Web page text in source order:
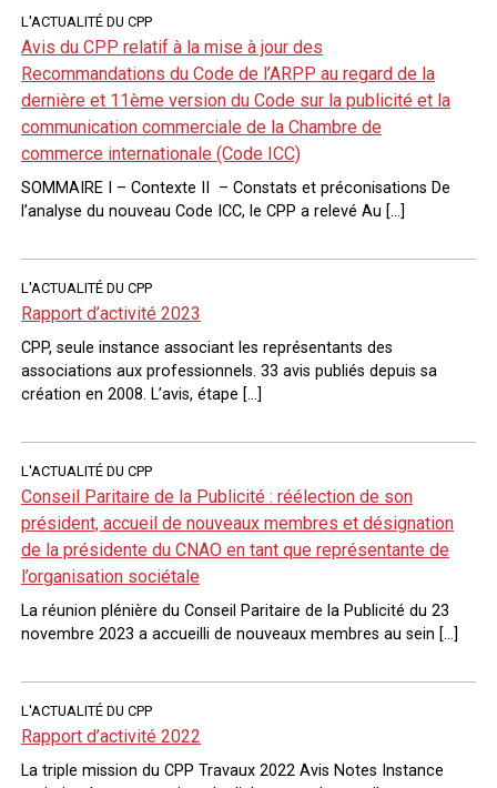
L'ACTUALITÉ DU CPP
Avis du CPP relatif à la mise à jour des
Recommandations du Code de l’ARPP au regard de la
dernière et 11ème version du Code sur la publicité et la
communication commerciale de la Chambre de
commerce internationale (Code ICC)
SOMMAIRE I – Contexte II – Constats et préconisations De
l’analyse du nouveau Code ICC, le CPP a relevé Au […]
L'ACTUALITÉ DU CPP
Rapport d’activité 2023
CPP, seule instance associant les représentants des
associations aux professionnels. 33 avis publiés depuis sa
création en 2008. L’avis, étape […]
L'ACTUALITÉ DU CPP
Conseil Paritaire de la Publicité : réélection de son
président, accueil de nouveaux membres et désignation
de la présidente du CNAO en tant que représentante de
l’organisation sociétale
La réunion plénière du Conseil Paritaire de la Publicité du 23
novembre 2023 a accueilli de nouveaux membres au sein […]
L'ACTUALITÉ DU CPP
Rapport d’activité 2022
La triple mission du CPP Travaux 2022 Avis Notes Instance